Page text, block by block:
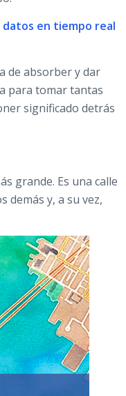
datos en tiempo real
de absorber y dar
para tomar tantas
significado detrás
grande. Es una calle
demás y, a su vez,